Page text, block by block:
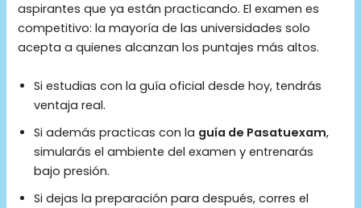
aspirantes que ya están practicando. El examen es
competitivo: la mayoría de las universidades solo
acepta a quienes alcanzan los puntajes más altos.
Si estudias con la guía oficial desde hoy, tendrás
ventaja real.
Si además practicas con la guía de Pasatuexam,
simularás el ambiente del examen y entrenarás
bajo presión.
Si dejas la preparación para después, corres el